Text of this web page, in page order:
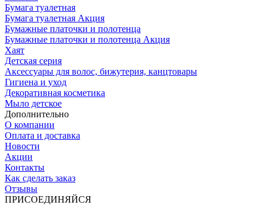
Бумага туалетная
Бумага туалетная Акция
Бумажные платочки и полотенца
Бумажные платочки и полотенца Акция
Хаят
Детская серия
Аксессуары для волос, бижутерия, канцтовары
Гигиена и уход
Декоративная косметика
Мыло детское
Дополнительно
О компании
Оплата и доставка
Новости
Акции
Контакты
Как сделать заказ
Отзывы
ПРИСОЕДИНЯЙСЯ